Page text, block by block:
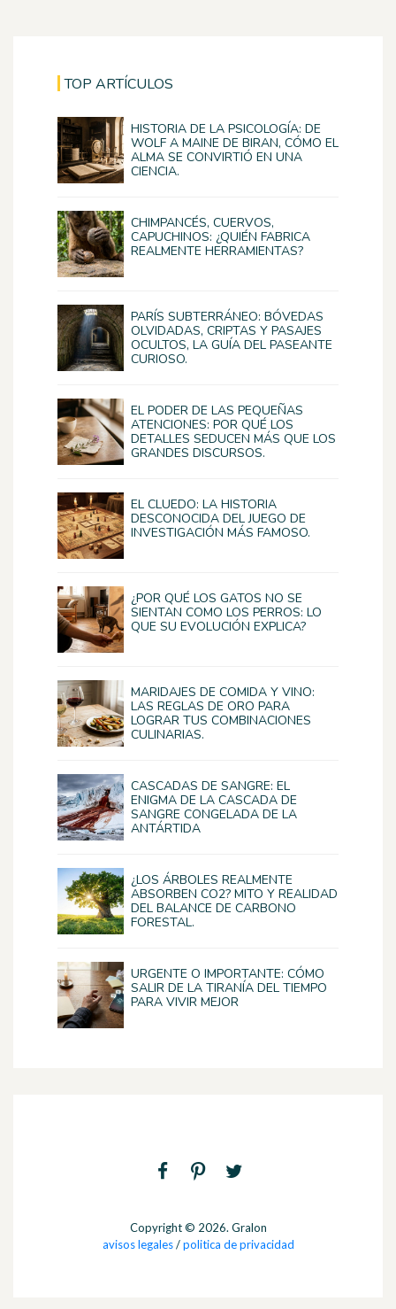
TOP ARTÍCULOS
HISTORIA DE LA PSICOLOGÍA: DE
WOLF A MAINE DE BIRAN, CÓMO EL
ALMA SE CONVIRTIÓ EN UNA
CIENCIA.
CHIMPANCÉS, CUERVOS,
CAPUCHINOS: ¿QUIÉN FABRICA
REALMENTE HERRAMIENTAS?
PARÍS SUBTERRÁNEO: BÓVEDAS
OLVIDADAS, CRIPTAS Y PASAJES
OCULTOS, LA GUÍA DEL PASEANTE
CURIOSO.
EL PODER DE LAS PEQUEÑAS
ATENCIONES: POR QUÉ LOS
DETALLES SEDUCEN MÁS QUE LOS
GRANDES DISCURSOS.
EL CLUEDO: LA HISTORIA
DESCONOCIDA DEL JUEGO DE
INVESTIGACIÓN MÁS FAMOSO.
¿POR QUÉ LOS GATOS NO SE
SIENTAN COMO LOS PERROS: LO
QUE SU EVOLUCIÓN EXPLICA?
MARIDAJES DE COMIDA Y VINO:
LAS REGLAS DE ORO PARA
LOGRAR TUS COMBINACIONES
CULINARIAS.
CASCADAS DE SANGRE: EL
ENIGMA DE LA CASCADA DE
SANGRE CONGELADA DE LA
ANTÁRTIDA
¿LOS ÁRBOLES REALMENTE
ABSORBEN CO2? MITO Y REALIDAD
DEL BALANCE DE CARBONO
FORESTAL.
URGENTE O IMPORTANTE: CÓMO
SALIR DE LA TIRANÍA DEL TIEMPO
PARA VIVIR MEJOR
Copyright © 2026. Gralon
avisos legales/politica de privacidad